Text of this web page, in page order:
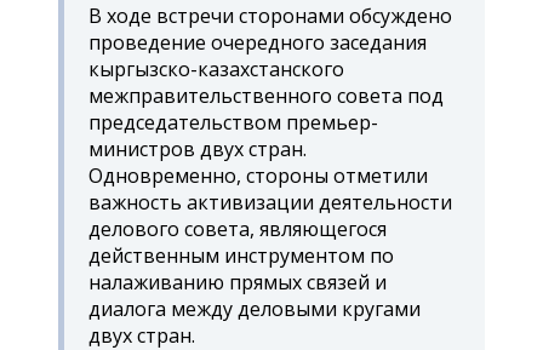
В ходе встречи сторонами обсуждено
проведение очередного заседания
кыргызско-казахстанского
межправительственного совета под
председательством премьер-
министров двух стран.
Одновременно, стороны отметили
важность активизации деятельности
делового совета, являющегося
действенным инструментом по
налаживанию прямых связей и
диалога между деловыми кругами
двух стран.